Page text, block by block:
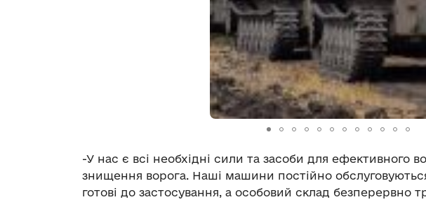
-У нас є всі необхідні сили та засоби для ефективного
знищення ворога. Наші машини постійно
готові до застосування, а особовий склад безперервно